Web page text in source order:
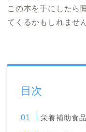
この本を手にしたら
てくるかもしれませ
目次
栄養補助食